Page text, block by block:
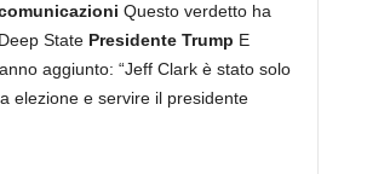
Questo verdetto ha
State Presidente Trump E
aggiunto: “Jeff Clark è stato solo
elezione e servire il presidente